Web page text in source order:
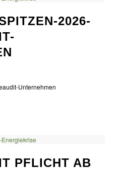
2026-
Unternehmen
PFLICHT AB